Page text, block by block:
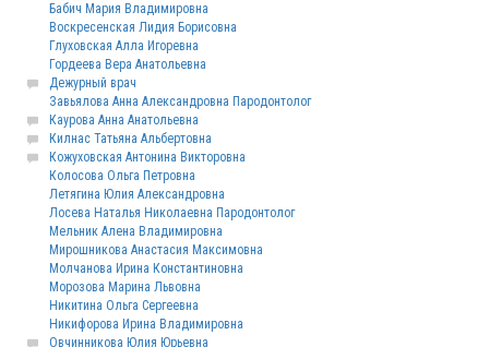
Бабич Мария Владимировна
Воскресенская Лидия Борисовна
Глуховская Алла Игоревна
Гордеева Вера Анатольевна
Дежурный врач
Завьялова Анна Александровна Пародонтолог
Каурова Анна Анатольевна
Килнас Татьяна Альбертовна
Кожуховская Антонина Викторовна
Колосова Ольга Петровна
Летягина Юлия Александровна
Лосева Наталья Николаевна Пародонтолог
Мельник Алена Владимировна
Мирошникова Анастасия Максимовна
Молчанова Ирина Константиновна
Морозова Марина Львовна
Никитина Ольга Сергеевна
Никифорова Ирина Владимировна
Овчинникова Юлия Юрьевна